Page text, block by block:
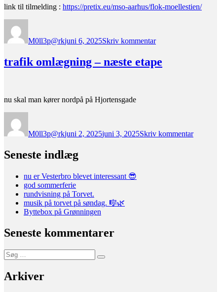
link til tilmelding : https://pretix.eu/mso-aarhus/flok-moellestien/
M0ll3p@rkjuni 6, 2025Skriv kommentartil
Møllestien?
trafik omlægning – næste etape
nu skal man kører nordpå på Hjortensgade
M0ll3p@rkjuni 2, 2025juni 3, 2025Skriv kommentar
Seneste indlæg
nu er Vesterbro blevet interessant 😎
god sommerferie
rundvisning på Torvet.
musik på torvet på søndag. 🎼🌿
Byttebox på Grønningen
Seneste kommentarer
Søg
efter:
Søg
Arkiver